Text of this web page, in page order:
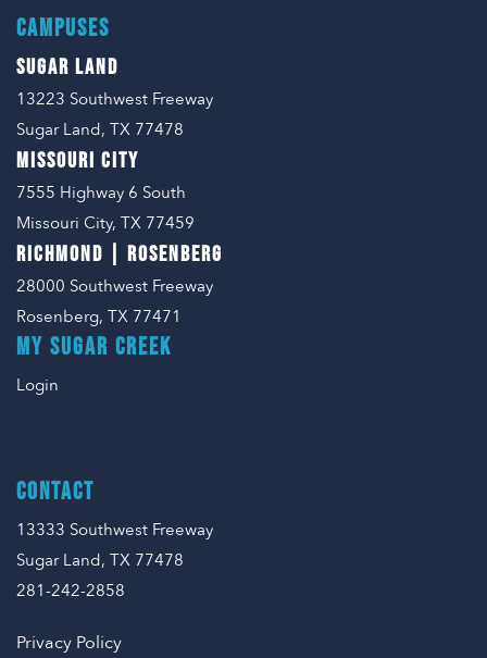
CAMPUSES
SUGAR LAND
13223 Southwest Freeway
Sugar Land, TX 77478
MISSOURI CITY
7555 Highway 6 South
Missouri City, TX 77459
RICHMOND | ROSENBERG
28000 Southwest Freeway
Rosenberg, TX 77471
MY SUGAR CREEK
Login
CONTACT
13333 Southwest Freeway
Sugar Land, TX 77478
281-242-2858
Privacy Policy